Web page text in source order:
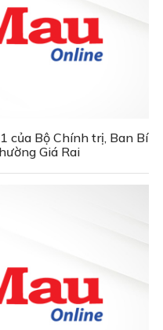
của Bộ Chính trị, Ban Bí
Giá Rai